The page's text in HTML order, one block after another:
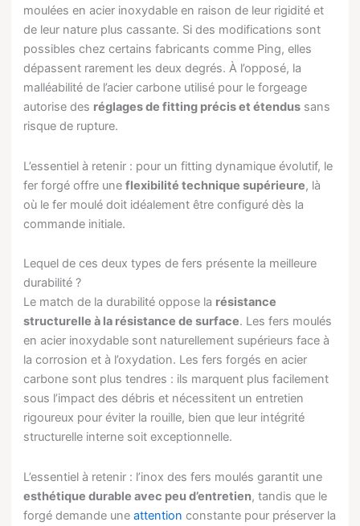
moulées en acier inoxydable en raison de leur rigidité et
de leur nature plus cassante. Si des modifications sont
possibles chez certains fabricants comme Ping, elles
dépassent rarement les deux degrés. À l’opposé, la
malléabilité de l’acier carbone utilisé pour le forgeage
autorise des réglages de fitting précis et étendussans
risque de rupture.
L’essentiel à retenir : pour un fitting dynamique évolutif, le
fer forgé offre une flexibilité technique supérieure, là
où le fer moulé doit idéalement être configuré dès la
commande initiale.
Lequel de ces deux types de fers présente la meilleure
durabilité ?
Le match de la durabilité oppose la résistance
structurelle à la résistance de surface. Les fers moulés
en acier inoxydable sont naturellement supérieurs face à
la corrosion et à l’oxydation. Les fers forgés en acier
carbone sont plus tendres : ils marquent plus facilement
sous l’impact des débris et nécessitent un entretien
rigoureux pour éviter la rouille, bien que leur intégrité
structurelle interne soit exceptionnelle.
L’essentiel à retenir : l’inox des fers moulés garantit une
esthétique durable avec peu d’entretien, tandis que le
forgé demande une attention constante pour préserver la